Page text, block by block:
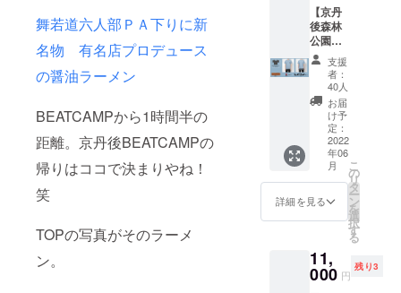
舞若道六人部ＰＡ下りに新
名物 有名店プロデュース
の醤油ラーメン
BEATCAMPから1時間半の
距離。京丹後BEATCAMPの
帰りはココで決まりやね！
笑
TOPの写真がそのラーメ
ン。
催が難
しく
なった
場合、7
月〜8月
に延期
し、開
催いた
しま
す。
なお、
こちら
はキー
ホル
ダーで
あり、
STUDIO
ONE /
STUDIO
TWOの
鍵がつ
いてい
るわけ
ではご
くださ
い！ 本
いです
か？」
とのめ
ちゃく
ちゃ正
直なご
要望
が！笑
「タオ
ル」と
聞いて
真っ先
に思い
出すの
ニーデ
イ・
サービ
【京丹
後森林
公園ス
イス村
BEATC
AMP オ
リジナ
ルTシャ
ツ】 オ
リジナ
ルアウ
トドア
ブラン
ド
「ハッ
テマン
タグ付
きTシャ
ツ
支援
者：
40人
お届
け予
定：
2022
年06
月
詳細を見る
こ
の
リ
タ
ー
ン
を
選
択
す
る
11,
000 円
残り3